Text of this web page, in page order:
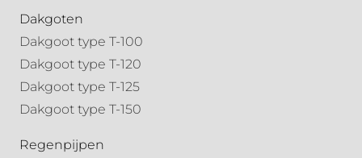
Dakgoten
Dakgoot type T-100
Dakgoot type T-120
Dakgoot type T-125
Dakgoot type T-150
Regenpijpen